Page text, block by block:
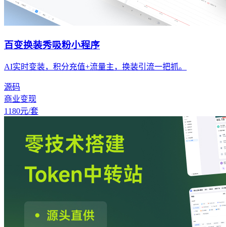
百变换装秀吸粉小程序
AI实时变装，积分充值+流量主，换装引流一把抓。
源码
商业变现
1180元/套